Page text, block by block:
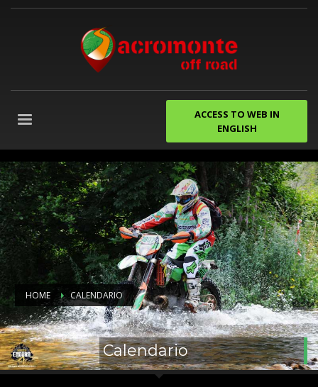
ACCESS TO WEB IN
ENGLISH
despedidas
de
soltero
gijon
Agencia
de
Marketing
Digital
Granada
HOME CALENDARIO
Calendario